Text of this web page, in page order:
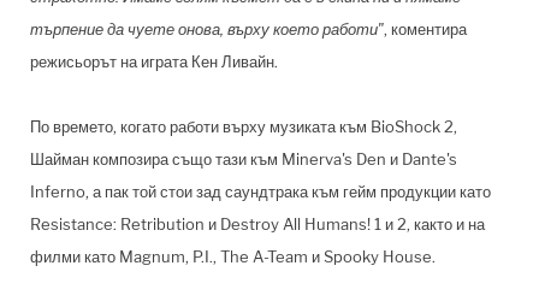
търпение да чуете онова, върху което работи", коментира
режисьорът на играта Кен Ливайн.
По времето, когато работи върху музиката към BioShock 2,
Шайман композира също тази към Minerva's Den и Dante's
Inferno, а пак той стои зад саундтрака към гейм продукции като
Resistance: Retribution и Destroy All Humans! 1 и 2, както и на
филми като Magnum, P.I., The A-Team и Spooky House.